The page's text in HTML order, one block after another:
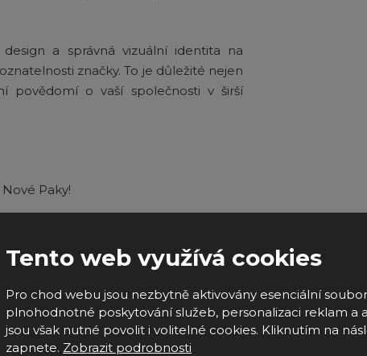
design a správná vizuální identita na
značky. To je důležité nejen
povědomí o vaší společnosti v širší
Paky!
Tento web využívá cookies
Pro chod webu jsou nezbytně aktivovány esenciální
plnohodnotné poskytování služeb, personalizaci reklam a
jsou však nutné povolit i volitelné cookies. Kliknutím na
zapnete. Zobrazit podrobnosti